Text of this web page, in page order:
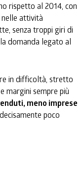
rispetto al 2014, con
attività
senza troppi giri di
domanda legato al
in difficoltà, stretto
margini sempre più
meno imprese
poco